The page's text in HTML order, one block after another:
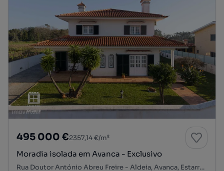
495 000 €2357,14 €/m²
Moradia isolada em Avanca - Exclusivo
Rua Doutor António Abreu Freire - Aldeia, Avanca, Estarreja, Aveiro